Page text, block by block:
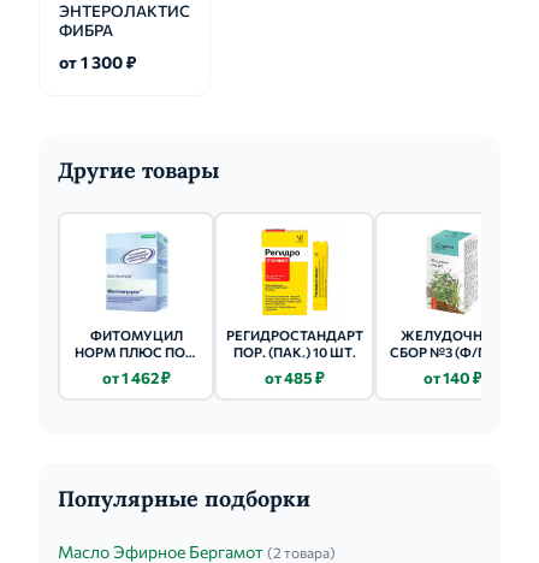
ЭНТЕРОЛАКТИС
ФИБРА
от 1 300 ₽
Другие товары
ФИТОМУЦИЛ
НОРМ ПЛЮС ПОР.
от 1 462 ₽
РЕГИДРОСТАНДАРТ
ПОР. (ПАК.) 10 ШТ.
от 485 ₽
ЖЕЛУДОЧНЫЙ
СБОР №3 (Ф/ПАК.)
от 140 ₽
Популярные подборки
Масло Эфирное Бергамот (2 товара)